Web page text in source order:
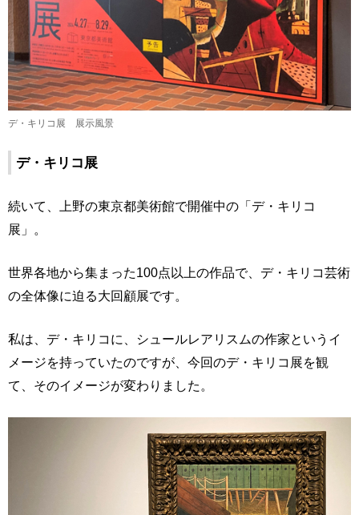
デ・キリコ展 展示風景
デ・キリコ展
続いて、上野の東京都美術館で開催中の「デ・キリコ
展」。
世界各地から集まった100点以上の作品で、デ・キリコ芸術
の全体像に迫る大回顧展です。
私は、デ・キリコに、シュールレアリスムの作家というイ
メージを持っていたのですが、今回のデ・キリコ展を観
て、そのイメージが変わりました。